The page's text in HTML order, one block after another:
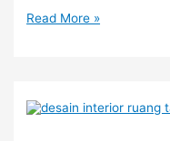
Read More »